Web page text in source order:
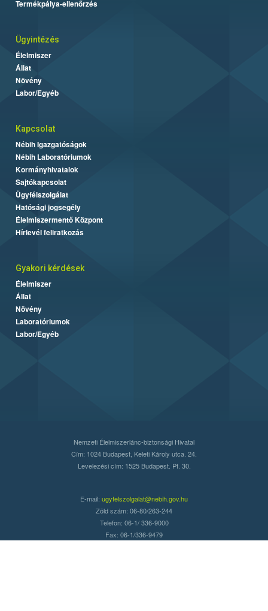
Termékpálya-ellenőrzés
Ügyintézés
Élelmiszer
Állat
Növény
Labor/Egyéb
Kapcsolat
Nébih Igazgatóságok
Nébih Laboratóriumok
Kormányhivatalok
Sajtókapcsolat
Ügyfélszolgálat
Hatósági jogsegély
Élelmiszermentő Központ
Hírlevél feliratkozás
Gyakori kérdések
Élelmiszer
Állat
Növény
Laboratóriumok
Labor/Egyéb
Nemzeti Élelmiszerlánc-biztonsági Hivatal
Cím: 1024 Budapest, Keleti Károly utca. 24.
Levelezési cím: 1525 Budapest. Pf. 30.
E-mail: ugyfelszolgalat@nebih.gov.hu
Zöld szám: 06-80/263-244
Telefon: 06-1/ 336-9000
Fax: 06-1/336-9479